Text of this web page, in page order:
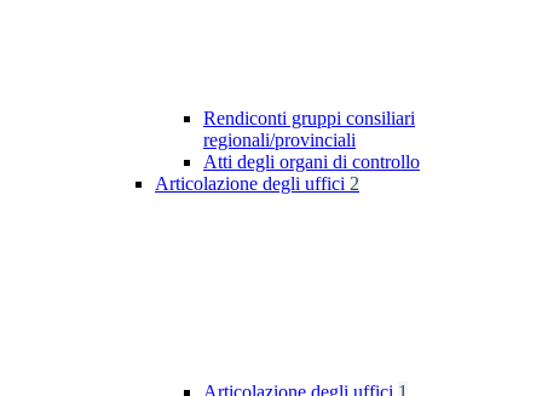
Rendiconti gruppi consiliari
regionali/provinciali
Atti degli organi di controllo
Articolazione degli uffici 2